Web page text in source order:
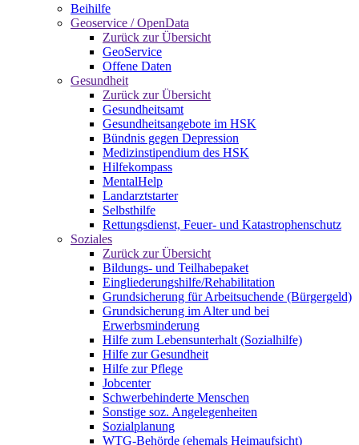
Beihilfe
Geoservice / OpenData
Zurück zur Übersicht
GeoService
Offene Daten
Gesundheit
Zurück zur Übersicht
Gesundheitsamt
Gesundheitsangebote im HSK
Bündnis gegen Depression
Medizinstipendium des HSK
Hilfekompass
MentalHelp
Landarztstarter
Selbsthilfe
Rettungsdienst, Feuer- und Katastrophenschutz
Soziales
Zurück zur Übersicht
Bildungs- und Teilhabepaket
Eingliederungshilfe/Rehabilitation
Grundsicherung für Arbeitsuchende (Bürgergeld)
Grundsicherung im Alter und bei
Erwerbsminderung
Hilfe zum Lebensunterhalt (Sozialhilfe)
Hilfe zur Gesundheit
Hilfe zur Pflege
Jobcenter
Schwerbehinderte Menschen
Sonstige soz. Angelegenheiten
Sozialplanung
WTG-Behörde (ehemals Heimaufsicht)